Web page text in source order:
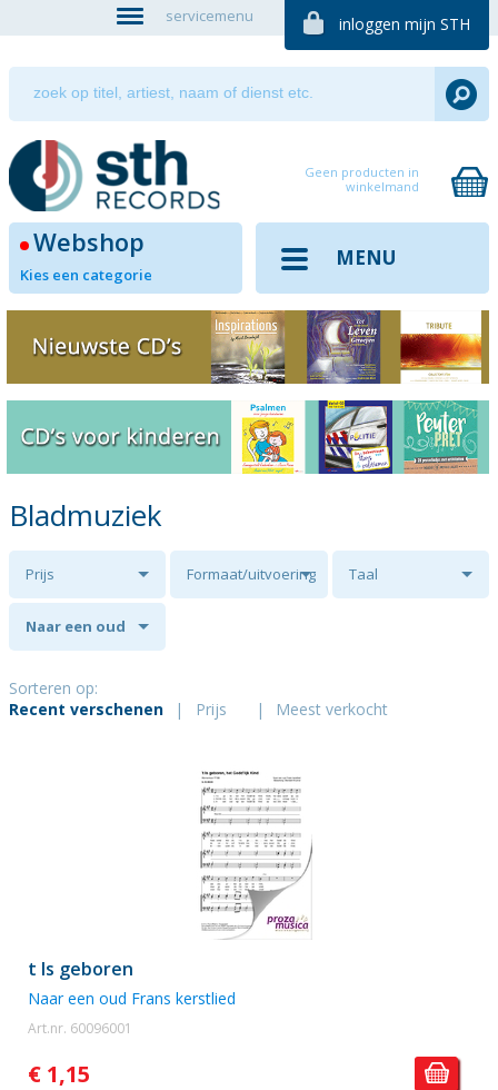
servicemenu inloggen mijn STH
Geen producten in
winkelmand
Webshop
Kies een categorie
MENU
Bladmuziek
Prijs Formaat/uitvoering Taal
Naar een oud
Sorteren op:
Recent verschenen
| Prijs | Meest verkocht
t Is geboren
Naar een oud Frans kerstlied
Art.nr. 60096001
€ 1,15